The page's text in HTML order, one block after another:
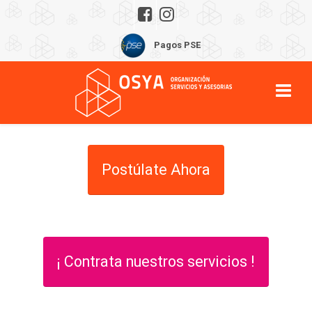
Pagos PSE
Postúlate Ahora
¡ Contrata nuestros servicios !